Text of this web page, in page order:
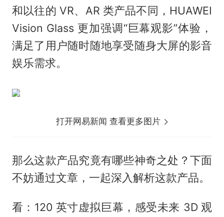
和以往的 VR、AR 类产品不同，HUAWEI
Vision Glass 更加强调“巨幕观影”体验，
满足了用户随时随地享受随身大屏的影音
娱乐需求。
打开网易新闻 查看更多图片
那么这款产品究竟有哪些神奇之处？下面
不妨通过文章，一起深入解析这款产品。
看：120 英寸虚拟巨幕，感受未来 3D 观